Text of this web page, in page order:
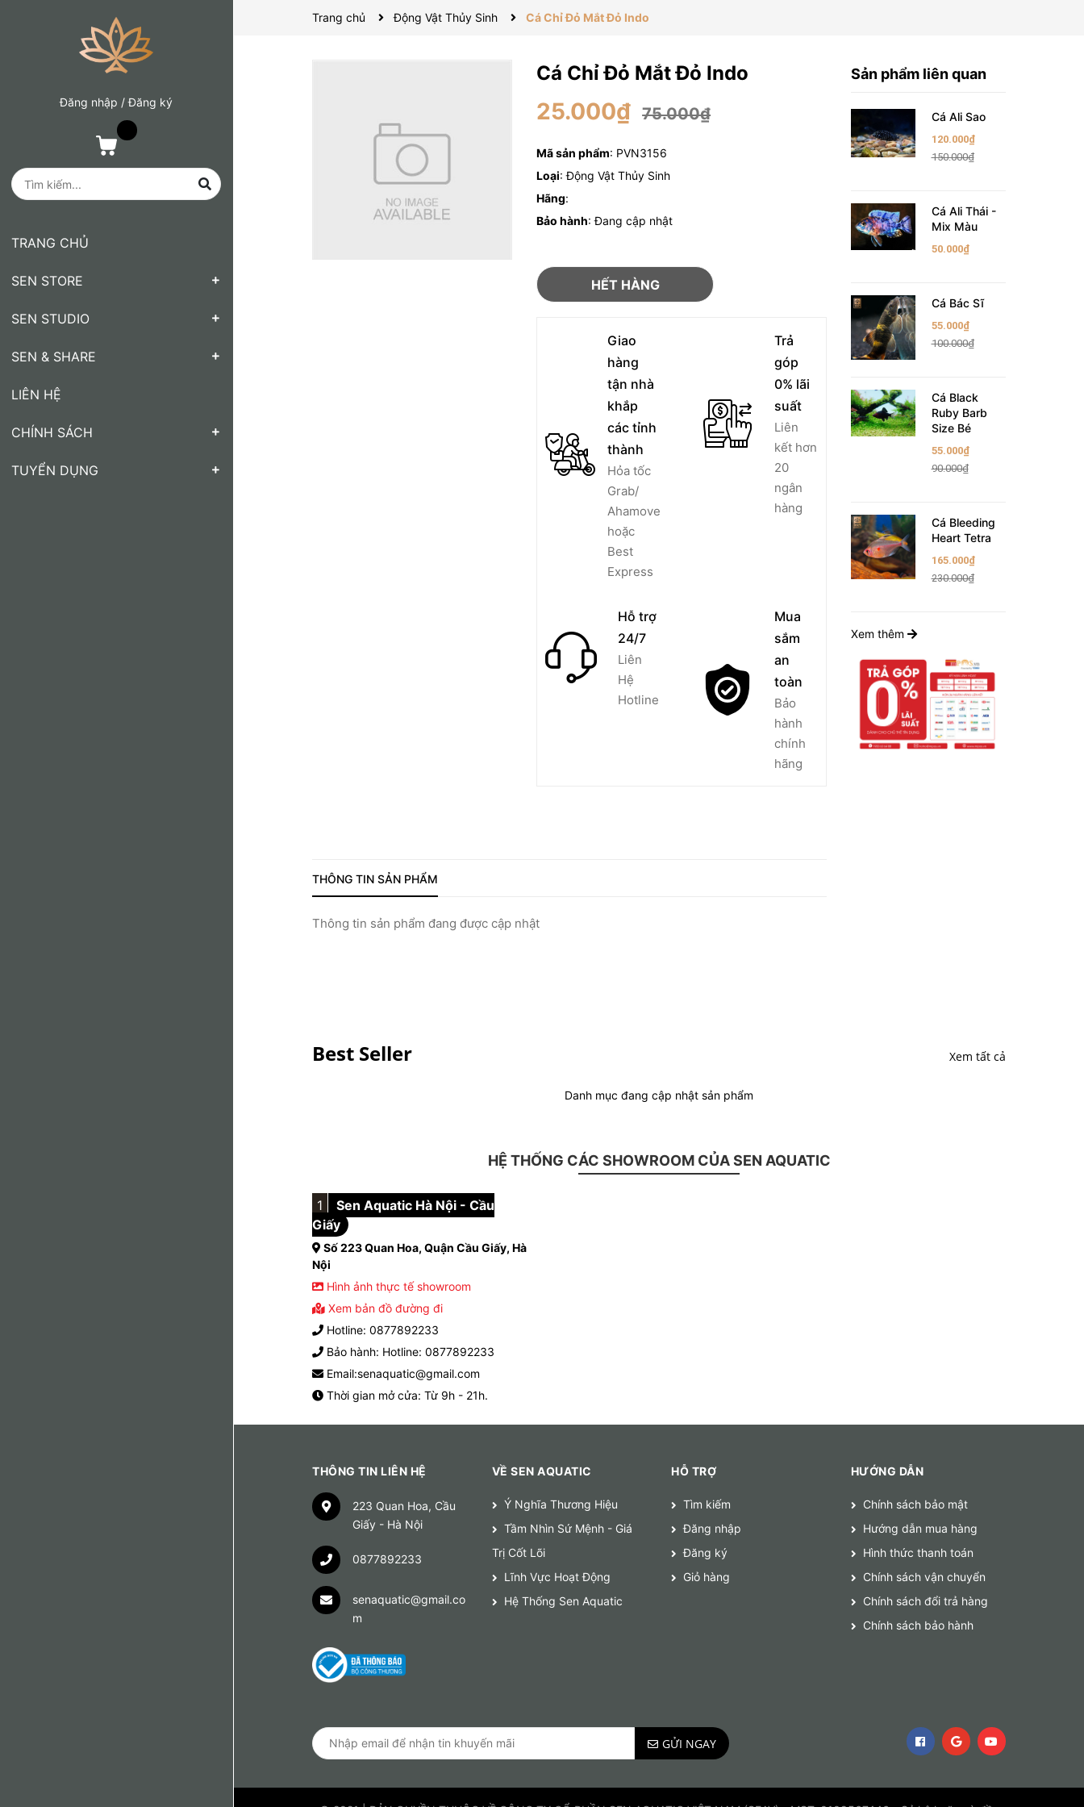
Đăng nhập /Đăng ký
TRANG CHỦ
SEN STORE
SEN STUDIO
SEN & SHARE
LIÊN HỆ
CHÍNH SÁCH
TUYỂN DỤNG
Trang chủ Động Vật Thủy Sinh Cá Chỉ Đỏ Mắt Đỏ Indo
Cá Chỉ Đỏ Mắt Đỏ Indo
25.000₫ 75.000₫
Mã sản phẩm: PVN3156
Loại: Động Vật Thủy Sinh
Hãng:
Bảo hành: Đang cập nhật
HẾT HÀNG
Giao
hàng
tận nhà
khắp
các tỉnh
thành
Hỏa tốc
Grab/
Ahamove
hoặc
Best
Express
Trả
góp
0% lãi
suất
Liên
kết hơn
20
ngân
hàng
Hỗ trợ
24/7
Liên
Hệ
Hotline
Mua
sắm
an
toàn
Bảo
hành
chính
hãng
THÔNG TIN SẢN PHẨM
Thông tin sản phẩm đang được cập nhật
Sản phẩm liên quan
Cá Ali Sao
120.000₫
150.000₫
Cá Ali Thái -
Mix Màu
50.000₫
Cá Bác Sĩ
55.000₫
100.000₫
Cá Black
Ruby Barb
Size Bé
55.000₫
90.000₫
Cá Bleeding
Heart Tetra
165.000₫
230.000₫
Xem thêm
Best Seller Xem tất cả
Danh mục đang cập nhật sản phẩm
HỆ THỐNG CÁC SHOWROOM CỦA SEN AQUATIC
1
Sen Aquatic Hà Nội - Cầu
Giấy
Số 223 Quan Hoa, Quận Cầu Giấy, Hà
Nội
Hình ảnh thực tế showroom
Xem bản đồ đường đi
Hotline: 0877892233
Bảo hành: Hotline: 0877892233
Email:senaquatic@gmail.com
Thời gian mở cửa: Từ 9h - 21h.
THÔNG TIN LIÊN HỆ
223 Quan Hoa, Cầu
Giấy - Hà Nội
0877892233
senaquatic@gmail.co
m
VỀ SEN AQUATIC
Ý Nghĩa Thương Hiệu
Tầm Nhìn Sứ Mệnh - Giá
Trị Cốt Lõi
Lĩnh Vực Hoạt Động
Hệ Thống Sen Aquatic
HỖ TRỢ
Tìm kiếm
Đăng nhập
Đăng ký
Giỏ hàng
HƯỚNG DẪN
Chính sách bảo mật
Hướng dẫn mua hàng
Hình thức thanh toán
Chính sách vận chuyển
Chính sách đổi trả hàng
Chính sách bảo hành
GỬI NGAY